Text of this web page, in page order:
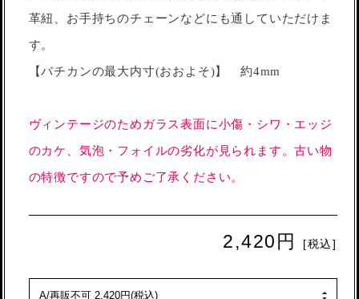
革紐、お手持ちのチェーンなどにも通していただけま
す。
【バチカンの最大内寸(おおよそ)】 約4mm
ヴィンテージのためガラス表面に小傷・シワ・エッジ
のカケ、気泡・フォイルの劣化が見られます。古い物
の特徴ですので予めご了承ください。
2,420円 [税込]